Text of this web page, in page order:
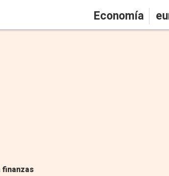
Economía